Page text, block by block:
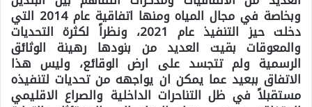
وبخاصة في مجال المياه ومنها اتفاقية عام 2014 التي
دخلت حيز التنفيذ عام 2021، ونظراً لكثرة التحديات
والمعوقات بقيت العديد من بنودها رهينة الوثائق
الرسمية ولم تتجسد على ارض الوقائع، وليس هذا
الاتفاق ببعيد عما يمكن ان يواجهه من تحديات لتنفيذه
مستقبلاً في ظل التناحرات الداخلية والصراع الاقليمي